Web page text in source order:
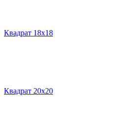
Квадрат 18х18
Квадрат 20х20